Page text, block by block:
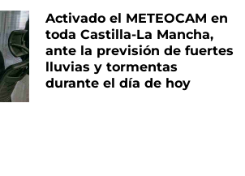
Activado el METEOCAM en
toda Castilla-La Mancha,
ante la previsión de fuertes
lluvias y tormentas
durante el día de hoy